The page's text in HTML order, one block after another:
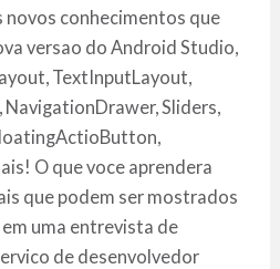
novos conhecimentos que
versao do Android Studio,
TextInputLayout,
NavigationDrawer, Sliders,
O que voce aprendera
que podem ser mostrados
uma entrevista de
de desenvolvedor